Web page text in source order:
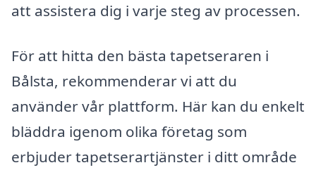
att assistera dig i varje steg av processen.
För att hitta den bästa tapetseraren i
Bålsta, rekommenderar vi att du
använder vår plattform. Här kan du enkelt
bläddra igenom olika företag som
erbjuder tapetserartjänster i ditt område